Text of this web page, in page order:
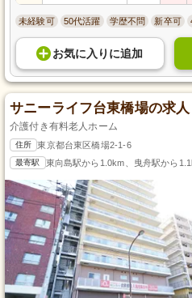
未経験可 50代活躍 学歴不問 新卒可
お気に入り に追加
サニーライフ台東橋場の求人
介護付き有料老人ホーム
住所 東京都台東区橋場2-1-6
最寄駅 東向島駅から1.0km、曳舟駅から